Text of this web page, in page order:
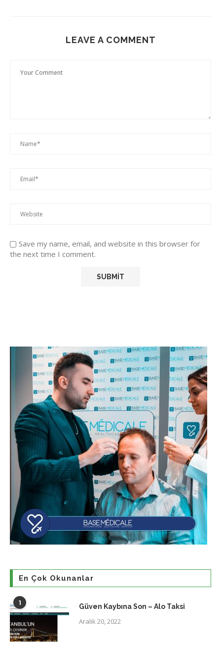
LEAVE A COMMENT
Save my name, email, and website in this browser for
the next time I comment.
En Çok Okunanlar
1 Güven Kaybına Son – Alo Taksi
Aralık 20, 2022